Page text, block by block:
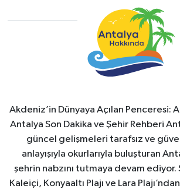
Akdeniz’in Dünyaya Açılan Penceresi:
Antalya Son Dakika ve Şehir Rehberi
güncel gelişmeleri tarafsız ve
anlayışıyla okurlarıyla buluşturan
şehrin nabzını tutmaya devam
Kaleiçi, Konyaaltı Plajı ve Lara